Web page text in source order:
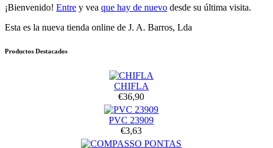
¡Bienvenido! Entre y vea que hay de nuevo desde su última visita.
Esta es la nueva tienda online de J. A. Barros, Lda
Productos Destacados
CHIFLA
€36,90
PVC 23909
€3,63